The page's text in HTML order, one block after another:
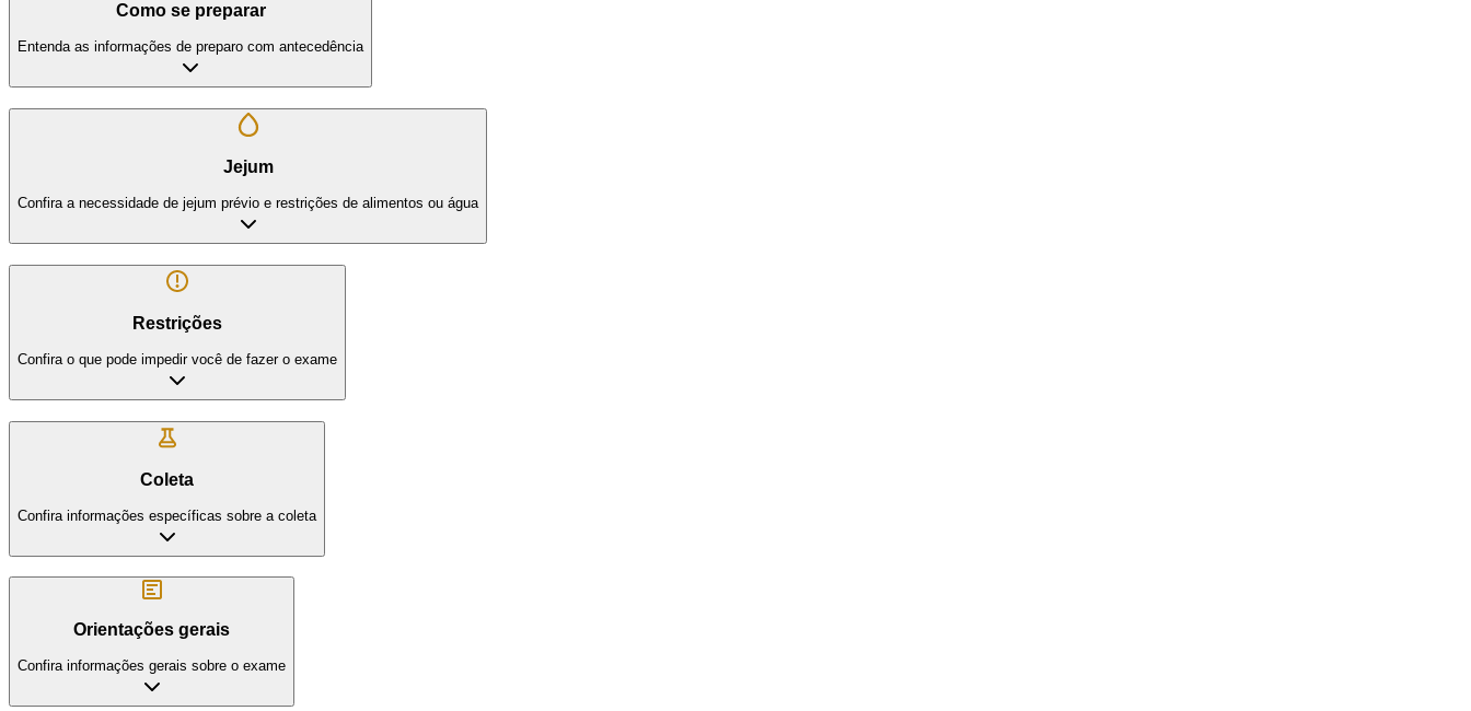
Como se preparar
Entenda as informações de preparo com antecedência
Jejum
Confira a necessidade de jejum prévio e restrições de alimentos ou água
Restrições
Confira o que pode impedir você de fazer o exame
Coleta
Confira informações específicas sobre a coleta
Orientações gerais
Confira informações gerais sobre o exame